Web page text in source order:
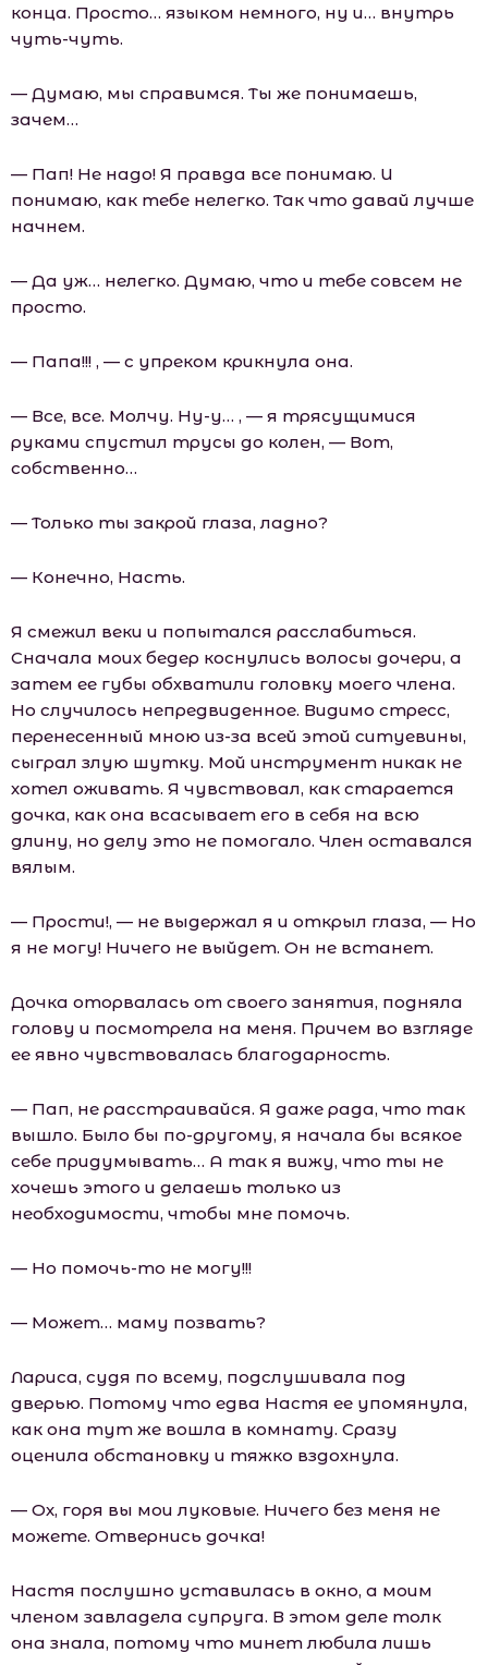
конца. Просто… языком немного, ну и… внутрь
чуть-чуть.
— Думаю, мы справимся. Ты же понимаешь,
зачем…
— Пап! Не надо! Я правда все понимаю. И
понимаю, как тебе нелегко. Так что давай лучше
начнем.
— Да уж… нелегко. Думаю, что и тебе совсем не
просто.
— Папа!!! , — с упреком крикнула она.
— Все, все. Молчу. Ну-у… , — я трясущимися
руками спустил трусы до колен, — Вот,
собственно…
— Только ты закрой глаза, ладно?
— Конечно, Насть.
Я смежил веки и попытался расслабиться.
Сначала моих бедер коснулись волосы дочери, а
затем ее губы обхватили головку моего члена.
Но случилось непредвиденное. Видимо стресс,
перенесенный мною из-за всей этой ситуевины,
сыграл злую шутку. Мой инструмент никак не
хотел оживать. Я чувствовал, как старается
дочка, как она всасывает его в себя на всю
длину, но делу это не помогало. Член оставался
вялым.
— Прости!, — не выдержал я и открыл глаза, — Но
я не могу! Ничего не выйдет. Он не встанет.
Дочка оторвалась от своего занятия, подняла
голову и посмотрела на меня. Причем во взгляде
ее явно чувствовалась благодарность.
— Пап, не расстраивайся. Я даже рада, что так
вышло. Было бы по-другому, я начала бы всякое
себе придумывать… А так я вижу, что ты не
хочешь этого и делаешь только из
необходимости, чтобы мне помочь.
— Но помочь-то не могу!!!
— Может… маму позвать?
Лариса, судя по всему, подслушивала под
дверью. Потому что едва Настя ее упомянула,
как она тут же вошла в комнату. Сразу
оценила обстановку и тяжко вздохнула.
— Ох, горя вы мои луковые. Ничего без меня не
можете. Отвернись дочка!
Настя послушно уставилась в окно, а моим
членом завладела супруга. В этом деле толк
она знала, потому что минет любила лишь